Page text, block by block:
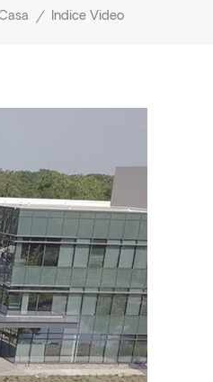
/ Indice Video